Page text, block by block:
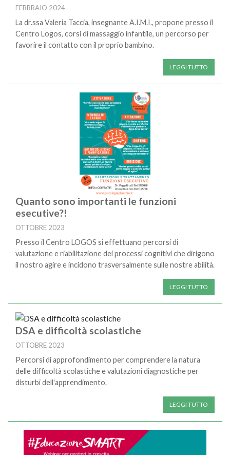
FEBBRAIO 2024
La dr.ssa Valeria Taccia, insegnante A.I.M.I., propone presso il
Centro Logos, corsi di massaggio infantile, un percorso per
favorire il contatto con il proprio bambino.
LEGGI TUTTO
Quanto sono importanti le funzioni
esecutive?!
OTTOBRE 2023
Presso il Centro LOGOS si effettuano percorsi di
valutazione e riabilitazione dei processi cognitivi che dirigono
il nostro agire e incidono trasversalmente sulle nostre abilità.
LEGGI TUTTO
DSA e difficoltà scolastiche
OTTOBRE 2023
Percorsi di approfondimento per comprendere la natura
delle difficoltà scolastiche e valutazioni diagnostiche per
disturbi dell'apprendimento.
LEGGI TUTTO